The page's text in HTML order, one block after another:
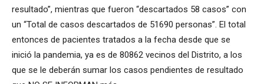
resultado”, mientras que fueron “descartados 58 casos” con
un “Total de casos descartados de 51690 personas”. El total
entonces de pacientes tratados a la fecha desde que se
inició la pandemia, ya es de 80862 vecinos del Distrito, a los
que se le deberán sumar los casos pendientes de resultado